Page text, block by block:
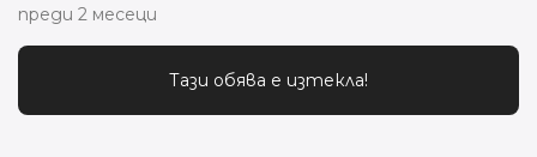
преди 2 месеци
Тази обява е изтекла!